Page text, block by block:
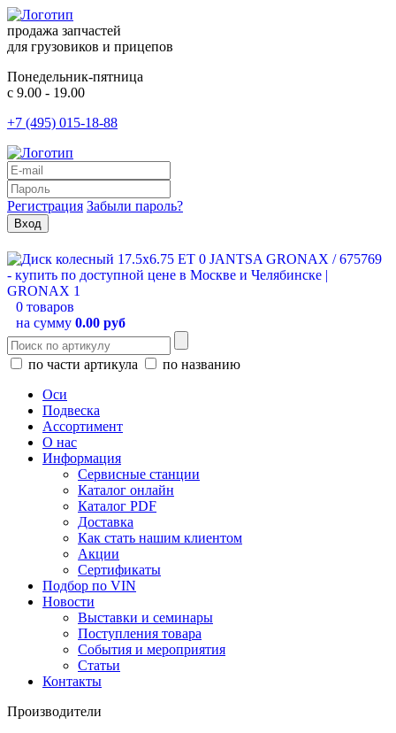
продажа запчастей
для грузовиков и прицепов
Понедельник-пятница
с 9.00 - 19.00
+7 (495) 015-18-88
Регистрация Забыли пароль?
0 товаров
на сумму 0.00 руб
по части артикула
по названию
Оси
Подвеска
Ассортимент
О нас
Информация
Сервисные станции
Каталог онлайн
Каталог PDF
Доставка
Как стать нашим клиентом
Акции
Сертификаты
Подбор по VIN
Новости
Выставки и семинары
Поступления товара
События и мероприятия
Статьи
Контакты
Производители